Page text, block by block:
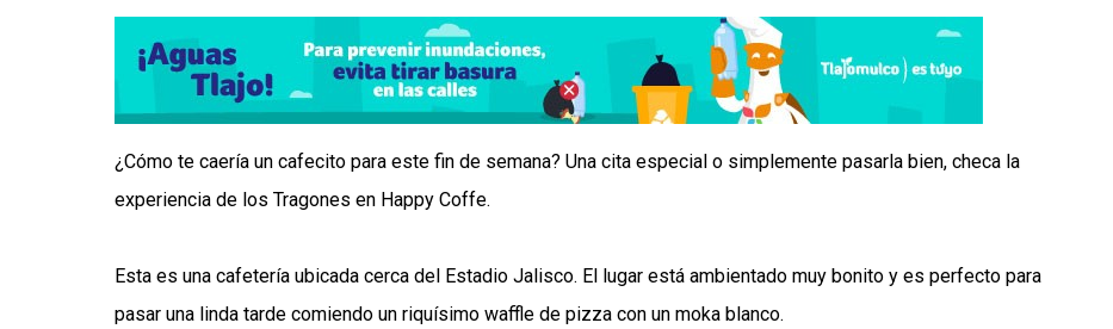
¿Cómo te caería un cafecito para este fin de semana? Una cita especial o simplemente pasarla bien, checa la
experiencia de los Tragones en Happy Coffe.
Esta es una cafetería ubicada cerca del Estadio Jalisco. El lugar está ambientado muy bonito y es perfecto para
pasar una linda tarde comiendo un riquísimo waffle de pizza con un moka blanco.